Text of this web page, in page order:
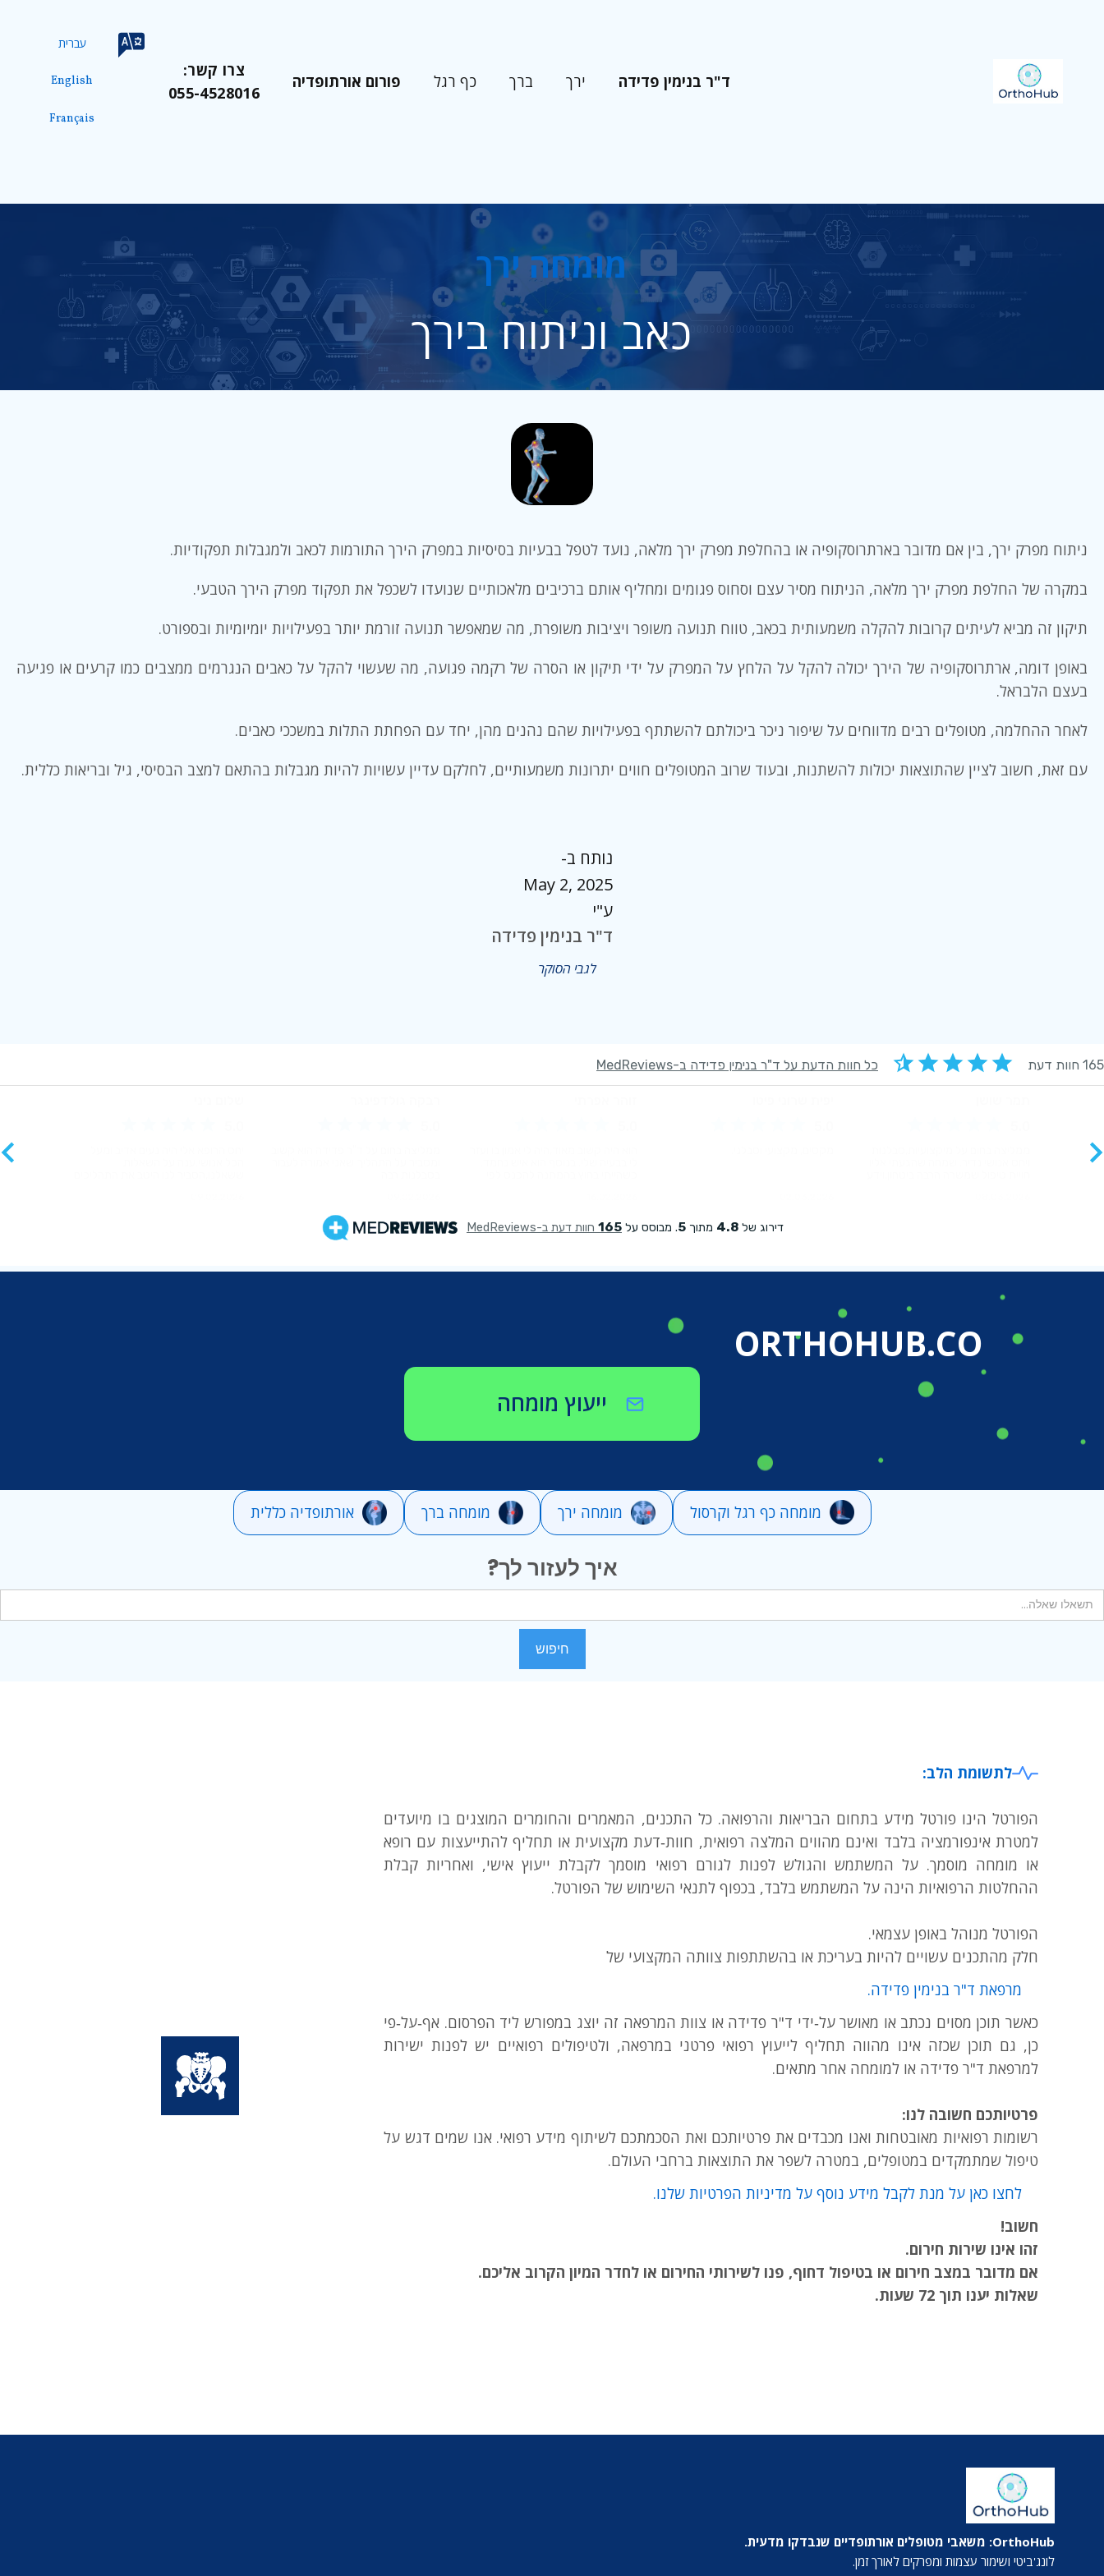
ד"ר בנימין פדידה ירך ברך כף רגל פורום אורתופדיה
צרו קשר:
055-4528016
עברית
English
Français
מומחה ירך
כאב וניתוח בירך
ניתוח מפרק ירך, בין אם מדובר בארתרוסקופיה או בהחלפת מפרק ירך מלאה, נועד לטפל בבעיות בסיסיות במפרק הירך התורמות לכאב ולמגבלות תפקודיות.
במקרה של החלפת מפרק ירך מלאה, הניתוח מסיר עצם וסחוס פגומים ומחליף אותם ברכיבים מלאכותיים שנועדו לשכפל את תפקוד מפרק הירך הטבעי.
תיקון זה מביא לעיתים קרובות להקלה משמעותית בכאב, טווח תנועה משופר ויציבות משופרת, מה שמאפשר תנועה זורמת יותר בפעילויות יומיומיות ובספורט.
באופן דומה, ארתרוסקופיה של הירך יכולה להקל על הלחץ על המפרק על ידי תיקון או הסרה של רקמה פגועה, מה שעשוי להקל על כאבים הנגרמים ממצבים כמו קרעים או פגיעה
בעצם הלבראל.
לאחר ההחלמה, מטופלים רבים מדווחים על שיפור ניכר ביכולתם להשתתף בפעילויות שהם נהנים מהן, יחד עם הפחתת התלות במשככי כאבים.
עם זאת, חשוב לציין שהתוצאות יכולות להשתנות, ובעוד שרוב המטופלים חווים יתרונות משמעותיים, לחלקם עדיין עשויות להיות מגבלות בהתאם למצב הבסיסי, גיל ובריאות כללית.
נותח ב-
May 2, 2025
ע"י
ד"ר בנימין פדידה
לגבי הסוקר
ORTHOHUB.CO
ייעוץ מומחה
אורתופדיה כללית מומחה ברך מומחה ירך מומחה כף רגל וקרסול
איך לעזור לך?
לתשומת הלב:
הפורטל הינו פורטל מידע בתחום הבריאות והרפואה. כל התכנים, המאמרים והחומרים המוצגים בו מיועדים
למטרת אינפורמציה בלבד ואינם מהווים המלצה רפואית, חוות‑דעת מקצועית או תחליף להתייעצות עם רופא
או מומחה מוסמך. על המשתמש והגולש לפנות לגורם רפואי מוסמך לקבלת ייעוץ אישי, ואחריות קבלת
ההחלטות הרפואיות הינה על המשתמש בלבד, בכפוף לתנאי השימוש של הפורטל.
הפורטל מנוהל באופן עצמאי.
חלק מהתכנים עשויים להיות בעריכת או בהשתתפות צוותה המקצועי של
מרפאת ד"ר בנימין פדידה.
כאשר תוכן מסוים נכתב או מאושר על‑ידי ד"ר פדידה או צוות המרפאה זה יוצג במפורש ליד הפרסום. אף‑על‑פי
כן, גם תוכן שכזה אינו מהווה תחליף לייעוץ רפואי פרטני במרפאה, ולטיפולים רפואיים יש לפנות ישירות
למרפאת ד"ר פדידה או למומחה אחר מתאים.
פרטיותכם חשובה לנו:
רשומות רפואיות מאובטחות ואנו מכבדים את פרטיותכם ואת הסכמתכם לשיתוף מידע רפואי. אנו שמים דגש על
טיפול שמתמקדים במטופלים, במטרה לשפר את התוצאות ברחבי העולם.
לחצו כאן על מנת לקבל מידע נוסף על מדיניות הפרטיות שלנו.
חשוב!
זהו אינו שירות חירום.
אם מדובר במצב חירום או בטיפול דחוף, פנו לשירותי החירום או לחדר המיון הקרוב אליכם.
שאלות יענו תוך 72 שעות.
OrthoHub: משאבי מטופלים אורתופדיים שנבדקו מדעית.
לונג'ביטי ושימור עצמות ומפרקים לאורך זמן.